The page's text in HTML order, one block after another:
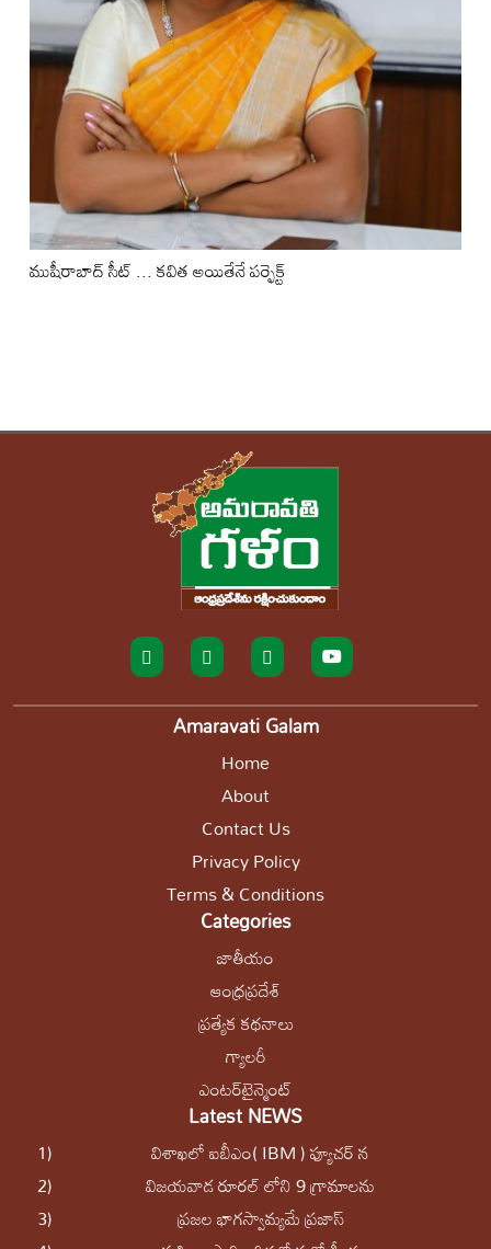
ముషీరాబాద్ సీట్ ... కవిత అయితేనే పర్ఫెక్ట్
Amaravati Galam
Home
About
Contact Us
Privacy Policy
Terms & Conditions
Categories
జాతీయం
ఆంధ్రప్రదేశ్
ప్రత్యేక కథనాలు
గ్యాలరీ
ఎంటర్‌టైన్మెంట్
Latest NEWS
1)
విశాఖలో ఐబీఎం( IBM ) ఫ్యూచర్ న
2)
విజయవాడ రూరల్ లోని 9 గ్రామాలను
3)
ప్ర‌జ‌ల భాగ‌స్వామ్య‌మే ప్రజాస్